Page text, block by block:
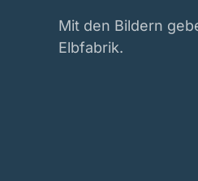
Mit den Bildern
Elbfabrik.